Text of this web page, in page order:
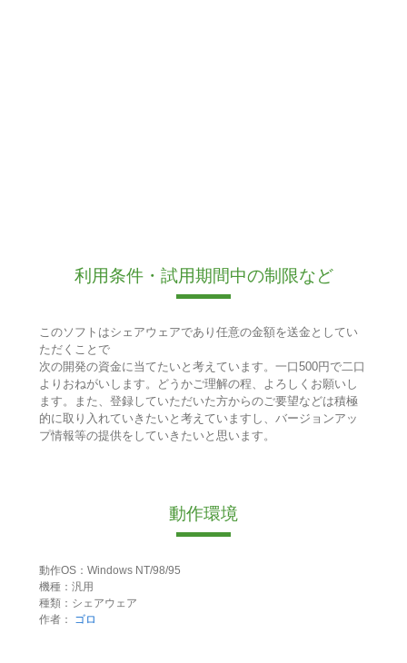
利用条件・試用期間中の制限など
このソフトはシェアウェアであり任意の金額を送金としてい
ただくことで
次の開発の資金に当てたいと考えています。一口500円で二口
よりおねがいします。どうかご理解の程、よろしくお願いし
ます。また、登録していただいた方からのご要望などは積極
的に取り入れていきたいと考えていますし、バージョンアッ
プ情報等の提供をしていきたいと思います。
動作環境
動作OS：Windows NT/98/95
機種：汎用
種類：シェアウェア
作者：
ゴロ